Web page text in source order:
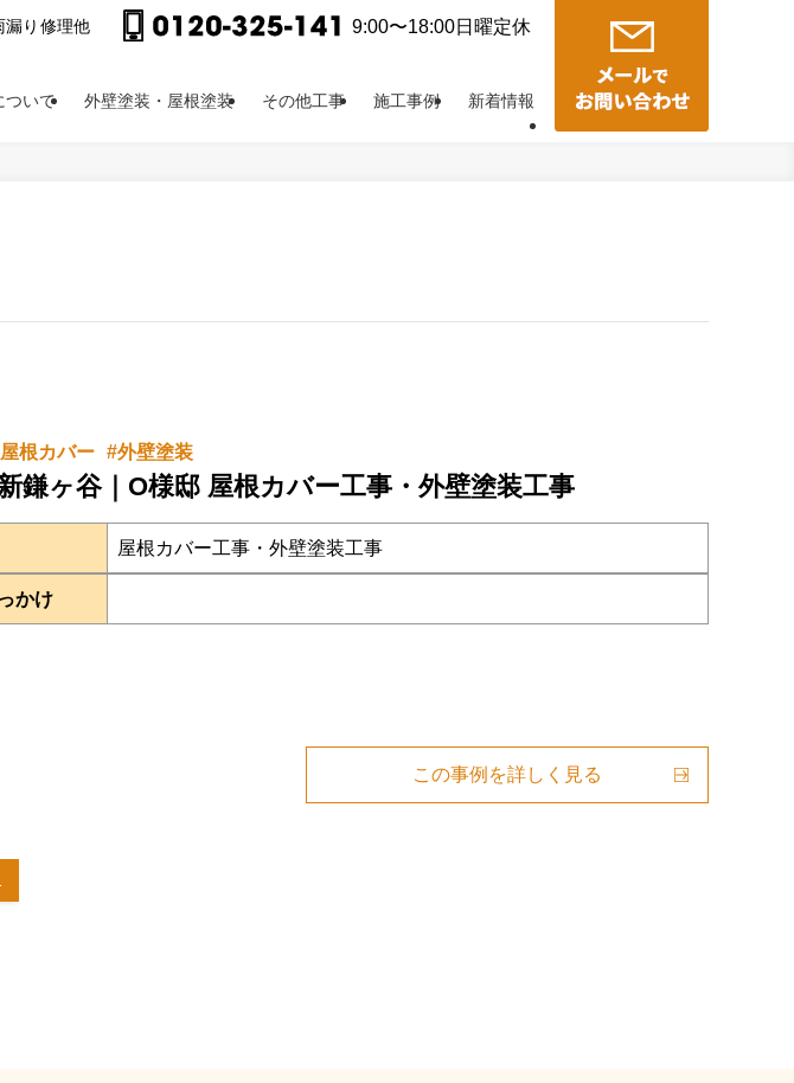
漏り修理他 9:00〜18:00日曜定休
ついて 外壁塗装・屋根塗装 その他工事 施工事例 新着情報
屋根カバー 外壁塗装
鎌ヶ谷｜O様邸 屋根カバー工事・外壁塗装工事
屋根カバー工事・外壁塗装工事
かけ
この事例を詳しく見る